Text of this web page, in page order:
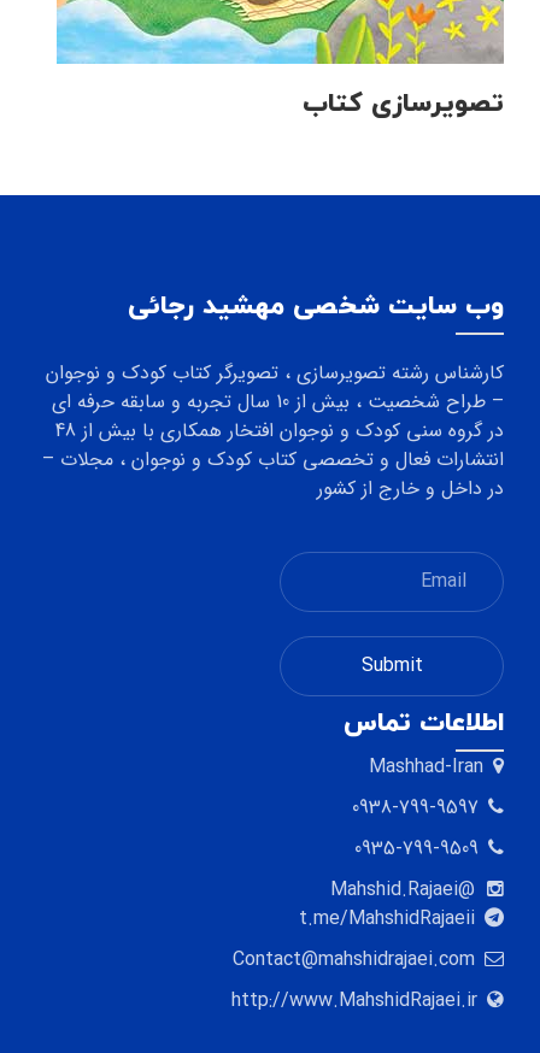
تصویرسازی کتاب
وب سایت شخصی مهشید رجائی
کارشناس رشته تصویرسازی ، تصویرگر کتاب کودک و نوجوان
– طراح شخصیت ، بیش از 10 سال تجربه و سابقه حرفه ای
در گروه سنی کودک و نوجوان افتخار همکاری با بیش از 48
انتشارات فعال و تخصصی کتاب کودک و نوجوان ، مجلات –
در داخل و خارج از کشور
اطلاعات تماس
Mashhad-Iran
0938-799-9597
0935-799-9509
@Mahshid.Rajaei
t.me/MahshidRajaeii
Contact@mahshidrajaei.com
http://www.MahshidRajaei.ir